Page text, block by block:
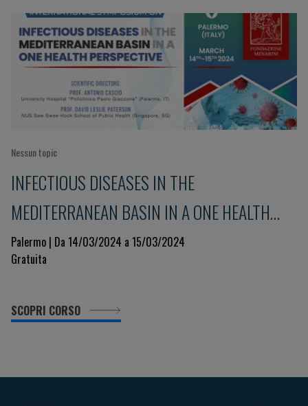
Nessun topic
INFECTIOUS DISEASES IN THE
MEDITERRANEAN BASIN IN A ONE HEALTH
PERSPECTIVE
Palermo | Da 14/03/2024 a 15/03/2024
Gratuita
SCOPRI CORSO